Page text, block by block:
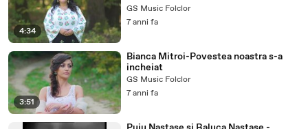
4:34
GS Music Folclor
7 anni fa
3:51
Bianca Mitroi-Povestea noastra s-a
incheiat
GS Music Folclor
7 anni fa